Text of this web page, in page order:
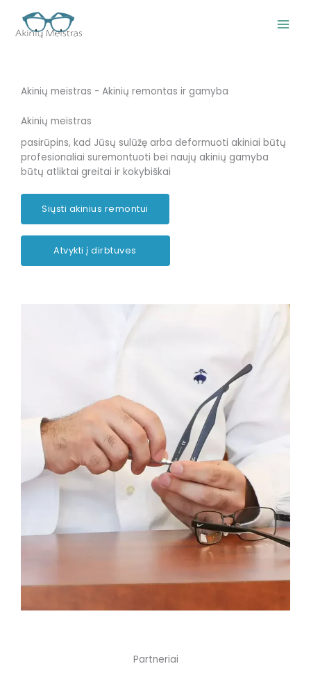
turinio
Akinių meistras - Akinių remontas ir gamyba
Akinių meistras
pasirūpins, kad Jūsų sulūžę arba deformuoti akiniai būtų
profesionaliai suremontuoti bei naujų akinių gamyba
būtų atliktai greitai ir kokybiškai
Siųsti akinius remontui
Atvykti į dirbtuves
Partneriai